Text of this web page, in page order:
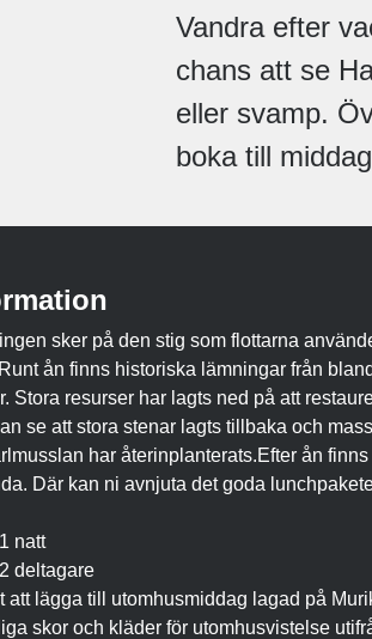
Vandra efter
chans att se
eller svamp.
boka till
sker på den stig som flottarna
ån finns historiska lämningar från
Stora resurser har lagts ned på att
se att stora stenar lagts tillbaka och
har återinplanterats.Efter ån
Där kan ni avnjuta det goda
natt
deltagare
att lägga till utomhusmiddag lagad på
skor och kläder för utomhusvistelse